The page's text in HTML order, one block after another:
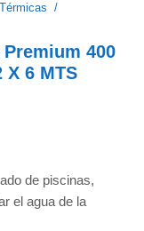
/
400
X 6 MTS
de piscinas,
el agua de la